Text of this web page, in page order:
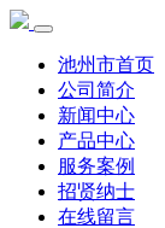
池州市首页
公司简介
新闻中心
产品中心
服务案例
招贤纳士
在线留言